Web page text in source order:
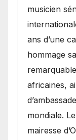
musicien
ans d’une
hommage
africaines,
mondiale.
mairesse